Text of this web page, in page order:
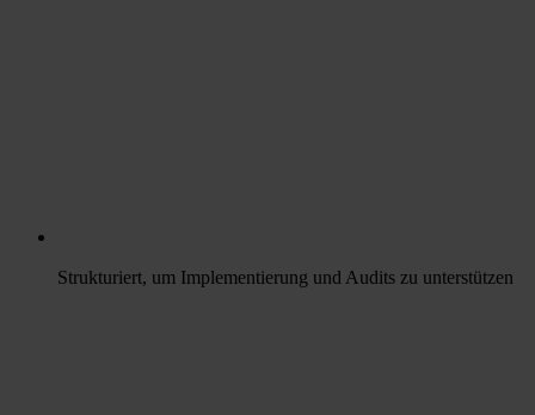
Strukturiert, um Implementierung und Audits zu unterstützen